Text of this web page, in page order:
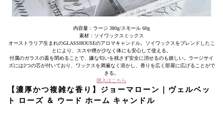
内容量：ラージ 380g/スモール 60g
素材：ソイワックスミックス
オーストラリア生まれのGLASSHOUSEのアロマキャンドル。ソイワックスをブレンドしたこ
とにより、ススや煙が少なく体にも安心して使える。
付属のガラスの蓋を閉めることで、嫌な匂いを残さず安全に消せるのも嬉しい。ラージサイ
ズには2つの芯が付いており、ワックスを満遍なく溶かし、香りを広く部屋に広げることがで
きる。
購入はこちら
【濃厚かつ複雑な香り】ジョーマローン｜ヴェルベッ
ト ローズ ＆ ウード ホーム キャンドル